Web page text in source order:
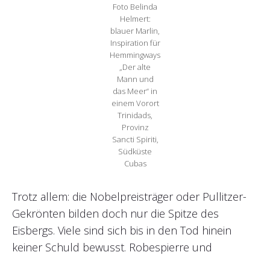
Foto Belinda
Helmert:
blauer Marlin,
Inspiration für
Hemmingways
„Der alte
Mann und
das Meer“ in
einem Vorort
Trinidads,
Provinz
Sancti Spiriti,
Südküste
Cubas
Trotz allem: die Nobelpreisträger oder Pullitzer-
Gekrönten bilden doch nur die Spitze des
Eisbergs. Viele sind sich bis in den Tod hinein
keiner Schuld bewusst. Robespierre und